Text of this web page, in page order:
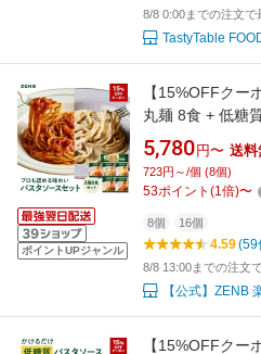
8/8 0:00までの注文で
TastyTable
ポイントUPジャンル
【15%OFFクー
丸麺 8食 + 低糖
送料無料 ｜ 糖
トロール 置き換
物繊維補給に タ
5,780 円〜 送料
723円～/個 (8個)
53ポイント (1倍)〜
8個 16個
4.59(59
8/8 13:00までの注文
【公式】ZENB
【15%OFFクー